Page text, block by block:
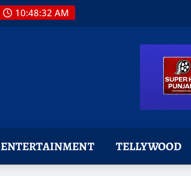
10:48:33 AM
ENTERTAINMENT TELLYWOOD